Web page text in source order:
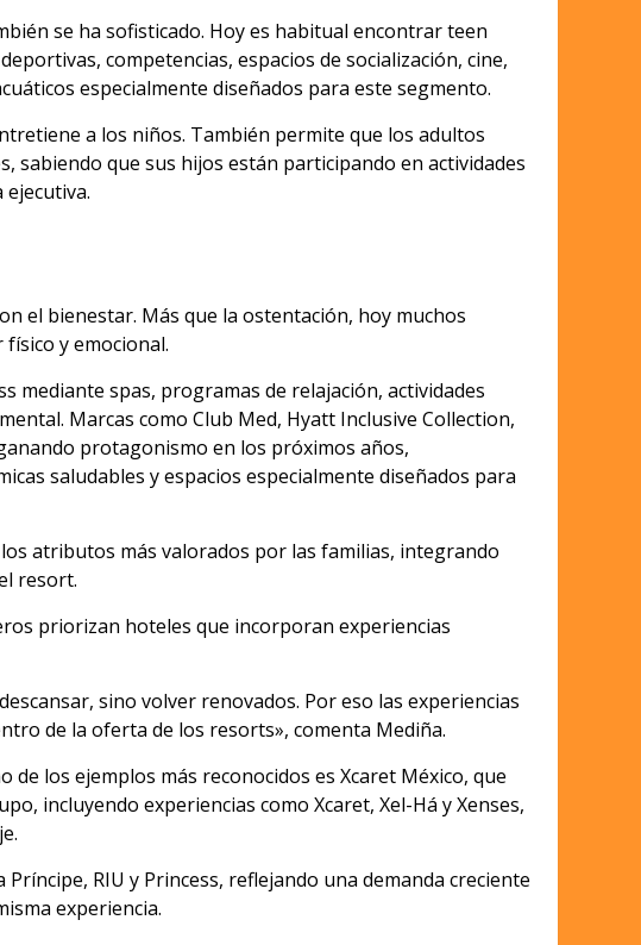
se ha sofisticado. Hoy es habitual encontrar teen
competencias, espacios de socialización, cine,
especialmente diseñados para este segmento.
a los niños. También permite que los adultos
sabiendo que sus hijos están participando en actividades
ejecutiva.
el bienestar. Más que la ostentación, hoy muchos
y emocional.
mediante spas, programas de relajación, actividades
Marcas como Club Med, Hyatt Inclusive Collection,
protagonismo en los próximos años,
saludables y espacios especialmente diseñados para
atributos más valorados por las familias, integrando
resort.
priorizan hoteles que incorporan experiencias
sino volver renovados. Por eso las experiencias
de la oferta de los resorts», comenta Mediña.
los ejemplos más reconocidos es Xcaret México, que
incluyendo experiencias como Xcaret, Xel-Há y Xenses,
RIU y Princess, reflejando una demanda creciente
experiencia.